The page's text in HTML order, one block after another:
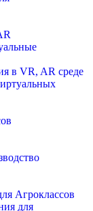
в VR, AR среде
Агроклассов
для